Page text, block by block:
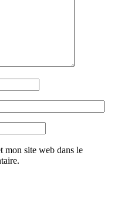
mon site web dans le